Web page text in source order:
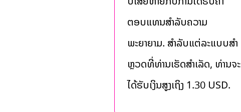
ຕອບແທນສໍາລັບຄວາມ
ພະຍາຍາມ. ສໍາລັບແຕ່ລະແບບສໍາ
ຫຼວດທີ່ທ່ານເຮັດສໍາເລັດ, ທ່ານຈະ
ໄດ້ຮັບເງິນສູງເຖິງ 1.30 USD.